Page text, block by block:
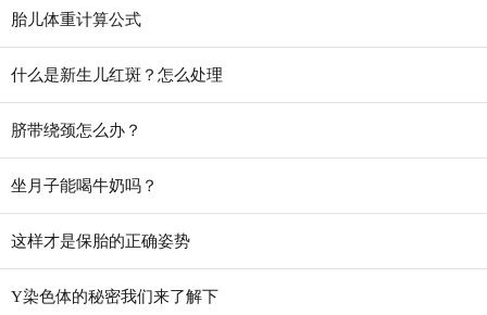
胎儿体重计算公式
什么是新生儿红斑？怎么处理
脐带绕颈怎么办？
坐月子能喝牛奶吗？
这样才是保胎的正确姿势
Y染色体的秘密我们来了解下